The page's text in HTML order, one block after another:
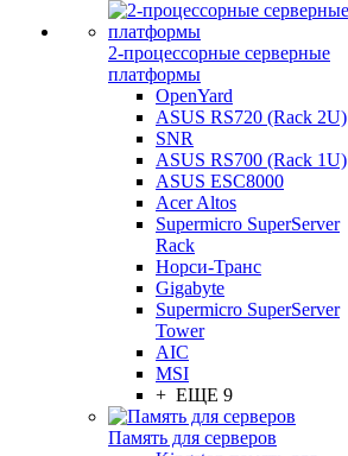
2-процессорные серверные
платформы
OpenYard
ASUS RS720 (Rack 2U)
SNR
ASUS RS700 (Rack 1U)
ASUS ESC8000
Acer Altos
Supermicro SuperServer
Rack
Норси-Транс
Gigabyte
Supermicro SuperServer
Tower
AIC
MSI
+ ЕЩЕ 9
Память для серверов